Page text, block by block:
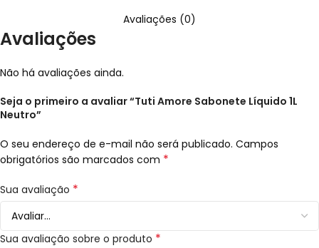
Avaliações (0)
Avaliações
Não há avaliações ainda.
Seja o primeiro a avaliar “Tuti Amore Sabonete Líquido 1L
Neutro”
O seu endereço de e-mail não será publicado. Campos
obrigatórios são marcados com *
Sua avaliação *
Sua avaliação sobre o produto *